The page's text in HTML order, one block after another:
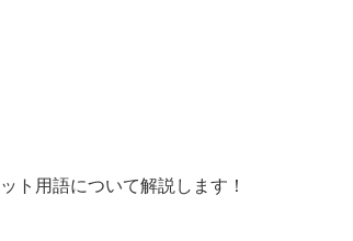
ト用語について解説します！